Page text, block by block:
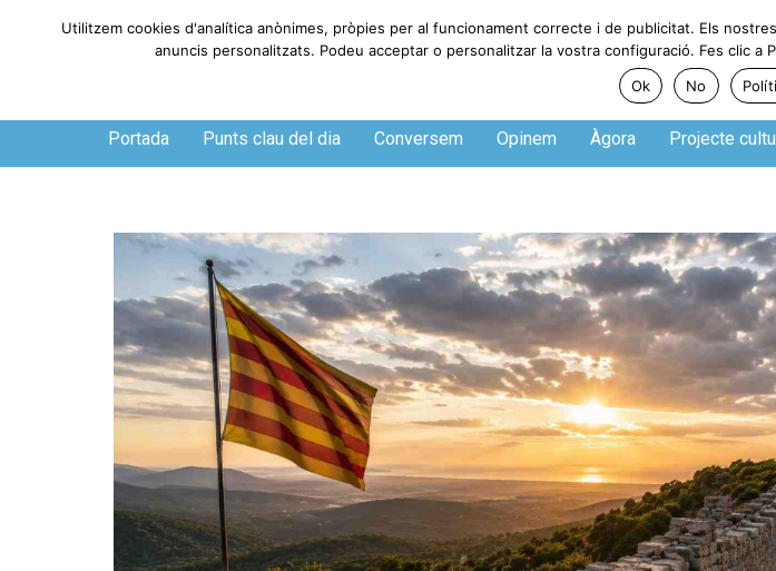
Divendres, 7 de agosto de 2026
Portada Punts clau del dia Conversem Opinem Àgora Projecte
Utilitzem cookies d'analítica anònimes, pròpies per al funcionament correcte i de publicitat. Els
anuncis personalitzats. Podeu acceptar o personalitzar la vostra configuració. Fes clic a
Ok
No